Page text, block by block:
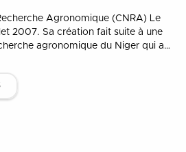
Agronomique (CNRA) Le
2007. Sa création fait suite à une
agronomique du Niger qui a…